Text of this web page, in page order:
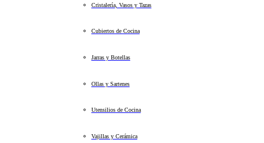
Cristalería, Vasos y Tazas
Cubiertos de Cocina
Jarras y Botellas
Ollas y Sartenes
Utensilios de Cocina
Vajillas y Cerámica